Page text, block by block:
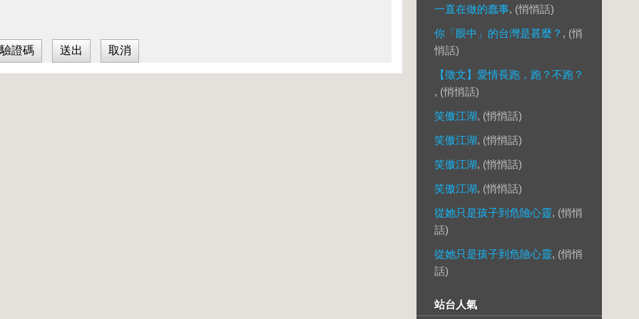
一直在做的蠢事, (悄悄話)
你「眼中」的台灣是甚麼？ , (悄
悄話)
【徵文】愛情長跑，跑？不跑？
, (悄悄話)
笑傲江湖, (悄悄話)
笑傲江湖, (悄悄話)
笑傲江湖, (悄悄話)
笑傲江湖, (悄悄話)
從她只是孩子到危險心靈, (悄悄
話)
從她只是孩子到危險心靈, (悄悄
話)
站台人氣